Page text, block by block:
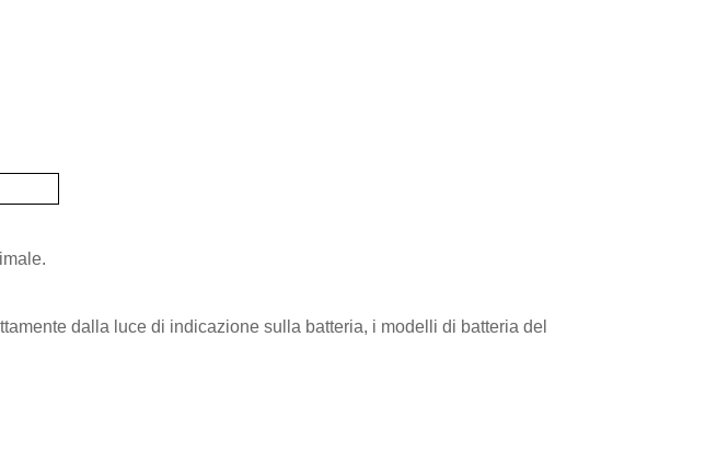
dalla luce di indicazione sulla batteria, i modelli di batteria del